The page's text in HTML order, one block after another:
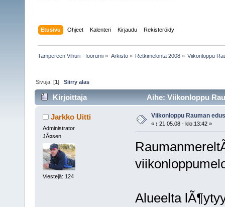
Etusivu Ohjeet Kalenteri Kirjaudu Rekisteröidy
Tampereen Vihuri - foorumi » Arkisto» Retkimelonta 2008» Viikonloppu
Sivuja: [1]Siirry alas
Kirjoittaja Aihe: Viikonloppu
Jarkko Uitti
Administrator
JÃ¤sen
Viestejä: 124
Viikonloppu Rauman
« : 21.05.08 - klo:13:42 »
Alueelta